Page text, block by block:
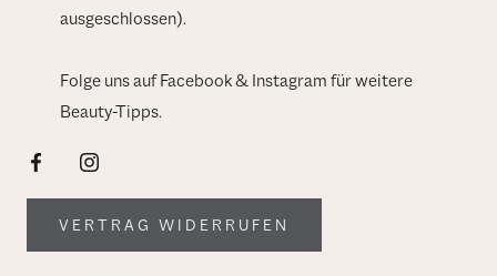
ausgeschlossen).
Folge uns auf Facebook & Instagram für weitere
Beauty-Tipps.
VERTRAG WIDERRUFEN